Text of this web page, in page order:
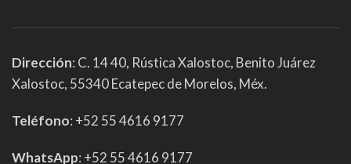
Dirección: C. 14 40, Rústica Xalostoc, Benito Juárez
Xalostoc, 55340 Ecatepec de Morelos, Méx.
Teléfono: +52 55 4616 9177
WhatsApp: +52 55 4616 9177